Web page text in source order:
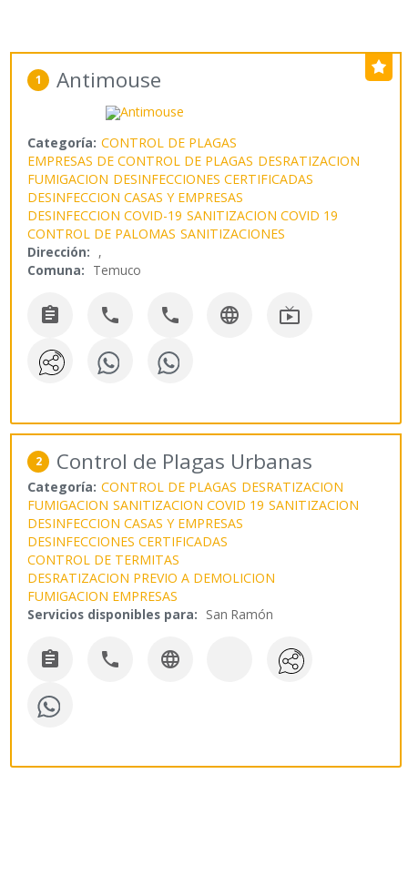
1 Antimouse
Categoría: CONTROL DE PLAGAS
EMPRESAS DE CONTROL DE PLAGAS DESRATIZACION
FUMIGACION DESINFECCIONES CERTIFICADAS
DESINFECCION CASAS Y EMPRESAS
DESINFECCION COVID-19 SANITIZACION COVID 19
CONTROL DE PALOMAS SANITIZACIONES
Dirección: ,
Comuna: Temuco
    
2 Control de Plagas Urbanas
Categoría: CONTROL DE PLAGAS DESRATIZACION
FUMIGACION SANITIZACION COVID 19 SANITIZACION
DESINFECCION CASAS Y EMPRESAS
DESINFECCIONES CERTIFICADAS
CONTROL DE TERMITAS
DESRATIZACION PREVIO A DEMOLICION
FUMIGACION EMPRESAS
Servicios disponibles para: San Ramón
  